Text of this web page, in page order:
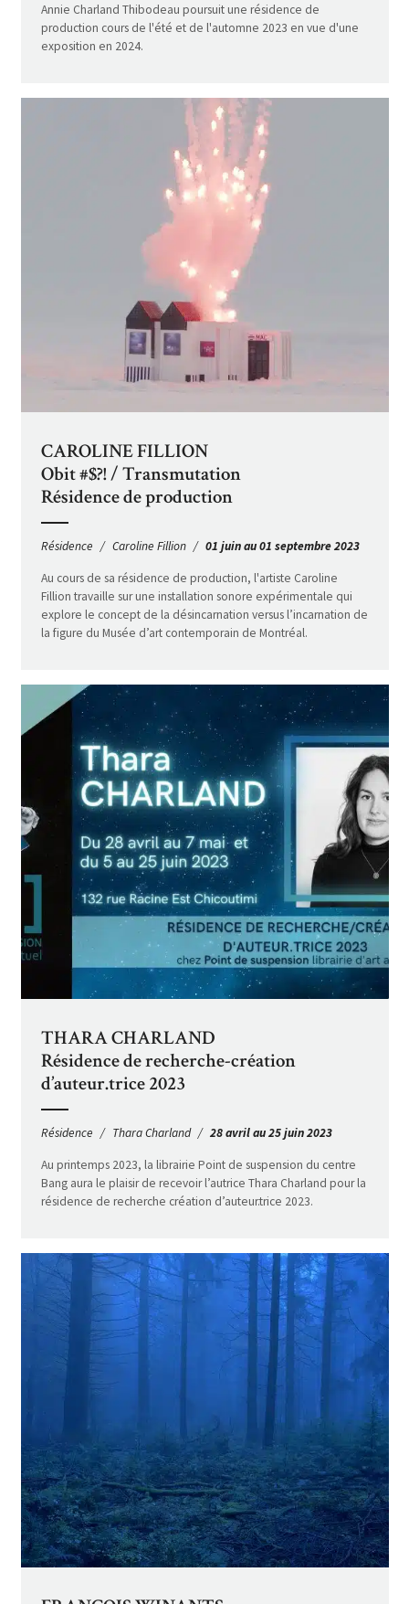
Annie Charland Thibodeau poursuit une résidence de
production cours de l'été et de l'automne 2023 en vue d'une
exposition en 2024.
CAROLINE FILLION
Obit #$?! / Transmutation
Résidence de production
Résidence Caroline Fillion 01 juin au 01 septembre 2023
Au cours de sa résidence de production, l'artiste Caroline
Fillion travaille sur une installation sonore expérimentale qui
explore le concept de la désincarnation versus l’incarnation de
la figure du Musée d’art contemporain de Montréal.
THARA CHARLAND
Résidence de recherche-création
d’auteur.trice 2023
Résidence Thara Charland 28 avril au 25 juin 2023
Au printemps 2023, la librairie Point de suspension du centre
Bang aura le plaisir de recevoir l’autrice Thara Charland pour la
résidence de recherche création d’auteur.trice 2023.